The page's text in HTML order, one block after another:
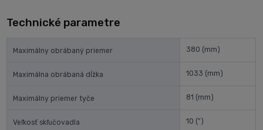
Technické parametre
Maximálny obrábaný priemer 380 (mm)
Maximálna obrábaná dĺžka 1033 (mm)
Maximálny priemer tyče 81 (mm)
Veľkosť skľučovadla 10 (")